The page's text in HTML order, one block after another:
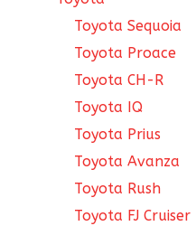
Toyota Sequoia
Toyota Proace
Toyota CH-R
Toyota IQ
Toyota Prius
Toyota Avanza
Toyota Rush
Toyota FJ Cruiser